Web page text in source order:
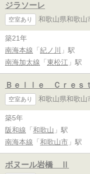
ジラソーレ
空室あり 和歌山県和歌山
築21年
南海本線 「 紀ノ川
」駅
南海加太線 「 東松江 」駅
Ｂｅｌｌｅ Ｃｒｅ
空室あり 和歌山県和歌山
築5年
阪和線 「 和歌山 」駅
南海本線 「 和歌山市 」駅
ボヌール岩橋 Ⅱ